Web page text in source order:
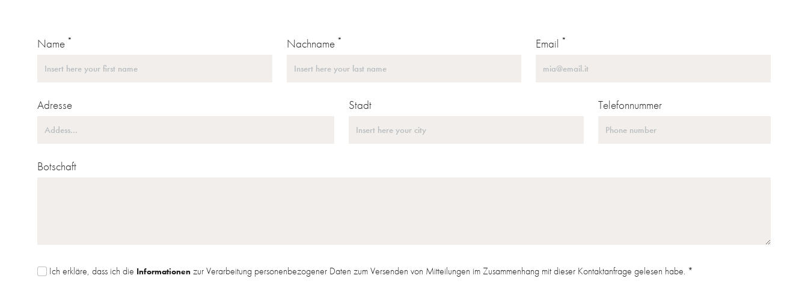
Name * Nachname * Email *
Adresse Stadt Telefonnummer
Botschaft
Ich erkläre, dass ich die Informationen zur Verarbeitung personenbezogener Daten zum Versenden von Mitteilungen im Zusammenhang mit dieser Kontaktanfrage gelesen habe. *